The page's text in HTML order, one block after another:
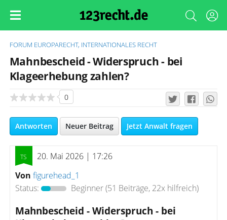
FORUM EUROPARECHT, INTERNATIONALES RECHT
Mahnbescheid - Widerspruch - bei
Klageerhebung zahlen?
0
Antworten Neuer Beitrag Jetzt Anwalt fragen
20. Mai 2026 | 17:26
Von figurehead_1
Status:
Beginner(51 Beiträge, 22x hilfreich)
Mahnbescheid - Widerspruch - bei